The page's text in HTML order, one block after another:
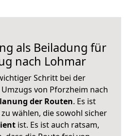
als Beiladung für
nach Lohmar
Schritt bei der
von Pforzheim nach
der Routen. Es ist
wählen, die sowohl sicher
ist. Es ist auch ratsam,